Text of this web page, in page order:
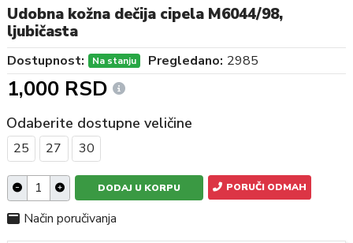
Udobna kožna dečija cipela M6044/98,
ljubičasta
PORUČI ODMAH
DODAJ U KORPU
Pregledano: 2985
Dostupnost: Na stanju
1,000 RSD
Odaberite dostupne veličine
25 27 30
Način poručivanja